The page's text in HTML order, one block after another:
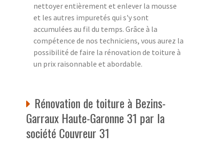
nettoyer entièrement et enlever la mousse
et les autres impuretés qui s'y sont
accumulées au fil du temps. Grâce à la
compétence de nos techniciens, vous aurez la
possibilité de faire la rénovation de toiture à
un prix raisonnable et abordable.
Rénovation de toiture à Bezins-
Garraux Haute-Garonne 31 par la
société Couvreur 31